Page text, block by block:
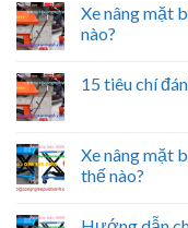
Xe nâng mặt
nào?
15 tiêu chí
Xe nâng mặt
thế nào?